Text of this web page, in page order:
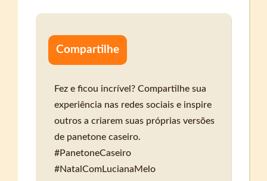
Compartilhe
Fez e ficou incrível? Compartilhe sua
experiência nas redes sociais e inspire
outros a criarem suas próprias versões
de panetone caseiro.
#PanetoneCaseiro
#NatalComLucianaMelo